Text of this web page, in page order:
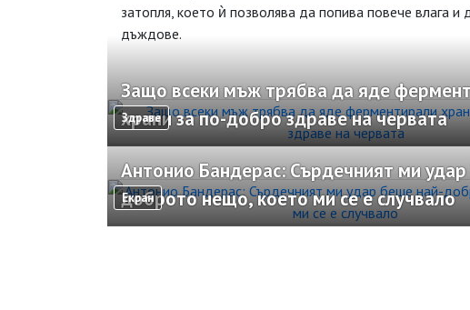
затопля, което ѝ позволява да попива повече влага
дъждове.
Здраве
Защо всеки мъж трябва да яде
храни за по-добро здраве на червата
Екран
Антонио Бандерас: Сърдечният ми
доброто нещо, което ми се е случвало